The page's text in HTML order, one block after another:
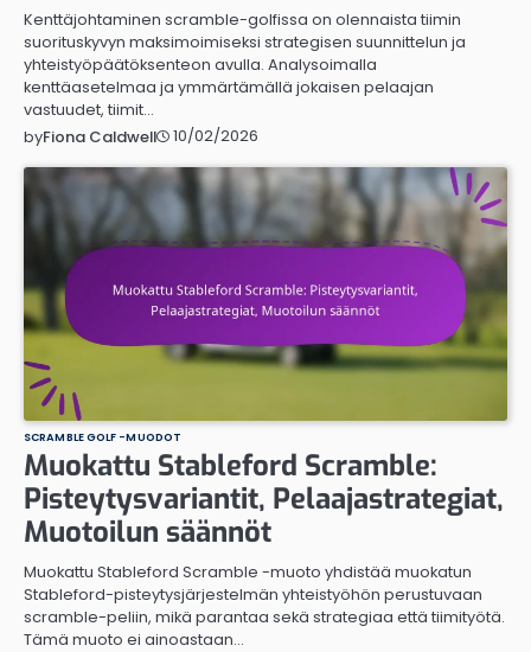
Kenttäjohtaminen scramble-golfissa on olennaista tiimin
suorituskyvyn maksimoimiseksi strategisen suunnittelun ja
yhteistyöpäätöksenteon avulla. Analysoimalla
kenttäasetelmaa ja ymmärtämällä jokaisen pelaajan
vastuudet, tiimit…
byFiona Caldwell 10/02/2026
SCRAMBLE GOLF -MUODOT
Muokattu Stableford Scramble:
Pisteytysvariantit, Pelaajastrategiat,
Muotoilun säännöt
Muokattu Stableford Scramble -muoto yhdistää muokatun
Stableford-pisteytysjärjestelmän yhteistyöhön perustuvaan
scramble-peliin, mikä parantaa sekä strategiaa että tiimityötä.
Tämä muoto ei ainoastaan…